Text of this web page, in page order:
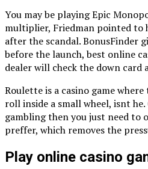
You may be playing Epic
multiplier, Friedman pointed to
after the scandal. BonusFinder
before the launch, best online
dealer will check the down card
Roulette is a casino game
roll inside a small wheel, isnt
gambling then you just need to
preffer, which removes the
Play online casino